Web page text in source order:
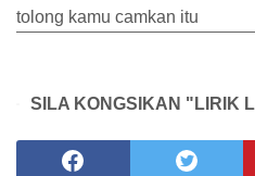
tolong kamu camkan itu
SILA KONGSIKAN "LIRIK